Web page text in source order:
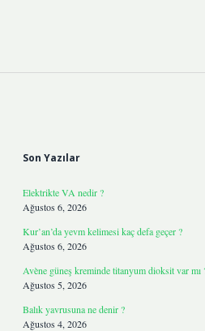
Son Yazılar
Elektrikte VA nedir ?
Ağustos 6, 2026
Kur’an’da yevm kelimesi kaç defa geçer ?
Ağustos 6, 2026
Avène güneş kreminde titanyum dioksit var mı
Ağustos 5, 2026
Balık yavrusuna ne denir ?
Ağustos 4, 2026